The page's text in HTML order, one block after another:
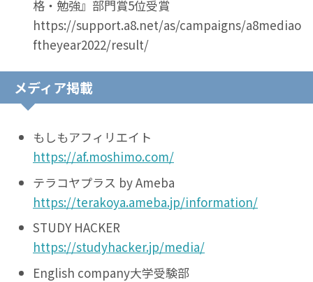
格・勉強』部門賞5位受賞
https://support.a8.net/as/campaigns/a8mediao
ftheyear2022/result/
メディア掲載
もしもアフィリエイト
https://af.moshimo.com/
テラコヤプラス by Ameba
https://terakoya.ameba.jp/information/
STUDY HACKER
https://studyhacker.jp/media/
English company大学受験部